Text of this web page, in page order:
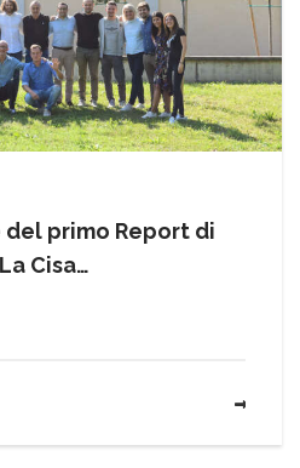
primo Report di
Cisa…